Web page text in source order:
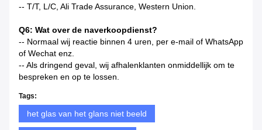
-- T/T, L/C, Ali Trade Assurance, Western Union.
Q6: Wat over de naverkoopdienst?
-- Normaal wij reactie binnen 4 uren, per e-mail of WhatsApp
of Wechat enz.
-- Als dringend geval, wij afhalenklanten onmiddellijk om te
bespreken en op te lossen.
Tags:
het glas van het glans niet beeld